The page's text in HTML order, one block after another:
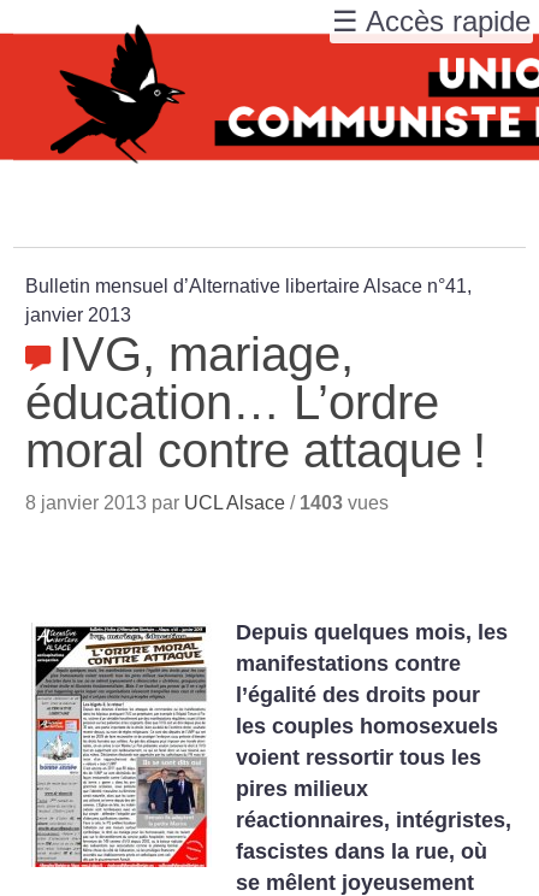
Bulletin mensuel d’Alternative libertaire Alsace n°41,
janvier 2013
IVG, mariage,
éducation… L’ordre
moral contre attaque !
8 janvier 2013 par UCL Alsace / 1403 vues
Depuis quelques mois, les
manifestations contre
l’égalité des droits pour
les couples homosexuels
voient ressortir tous les
pires milieux
réactionnaires, intégristes,
fascistes dans la rue, où
se mêlent joyeusement
☰ Accès rapide